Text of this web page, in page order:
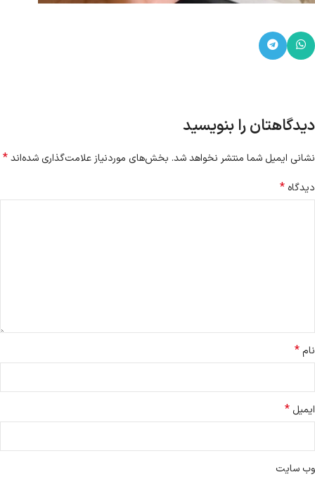
دیدگاهتان را بنویسید
نشانی ایمیل شما منتشر نخواهد شد. بخش‌های موردنیاز علامت‌گذاری شده‌اند*
دیدگاه *
نام*
ایمیل *
وب‌ سایت